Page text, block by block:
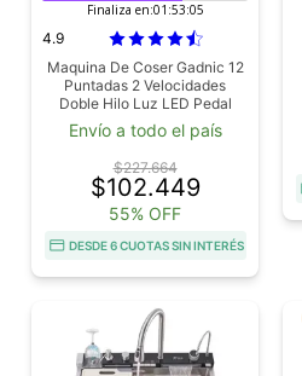
Finaliza en:01:53:04
4.9
Maquina De Coser Gadnic 12
Puntadas 2 Velocidades
Doble Hilo Luz LED Pedal
Overlock 7.2W
Envío a todo el país
$227.664
$102.449
55% OFF
DESDE 6 CUOTAS SIN INTERÉS